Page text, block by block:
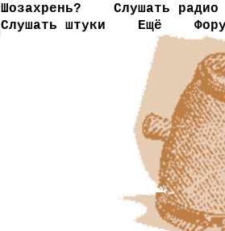
Шозахрень?
Слушать радио
Слушать штуки
Ещё